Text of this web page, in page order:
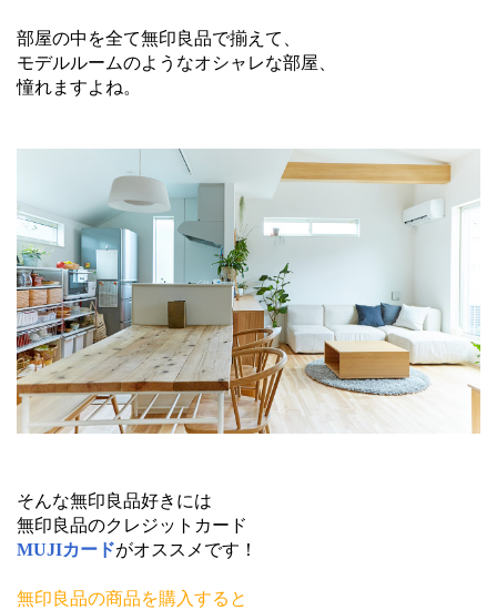
部屋の中を全て無印良品で揃えて、
モデルルームのようなオシャレな部屋、
憧れますよね。
そんな無印良品好きには
無印良品のクレジットカード
MUJIカードがオススメです！
無印良品の商品を購入すると